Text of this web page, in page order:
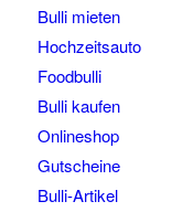
Bulli mieten
Hochzeitsauto
Foodbulli
Bulli kaufen
Onlineshop
Gutscheine
Bulli-Artikel